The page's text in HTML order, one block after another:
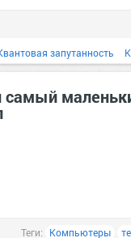
запутанность
самый
Теги: Компьютеры